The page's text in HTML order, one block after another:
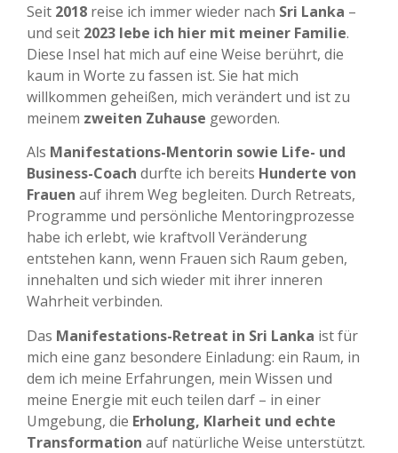
Seit 2018 reise ich immer wieder nach Sri Lanka –
und seit 2023 lebe ich hier mit meiner Familie.
Diese Insel hat mich auf eine Weise berührt, die
kaum in Worte zu fassen ist. Sie hat mich
willkommen geheißen, mich verändert und ist zu
meinem zweiten Zuhause geworden.
Als Manifestations-Mentorin sowie Life- und
Business-Coach durfte ich bereits Hunderte von
Frauen auf ihrem Weg begleiten. Durch Retreats,
Programme und persönliche Mentoringprozesse
habe ich erlebt, wie kraftvoll Veränderung
entstehen kann, wenn Frauen sich Raum geben,
innehalten und sich wieder mit ihrer inneren
Wahrheit verbinden.
Das Manifestations-Retreat in Sri Lanka ist für
mich eine ganz besondere Einladung: ein Raum, in
dem ich meine Erfahrungen, mein Wissen und
meine Energie mit euch teilen darf – in einer
Umgebung, die Erholung, Klarheit und echte
Transformation auf natürliche Weise unterstützt.